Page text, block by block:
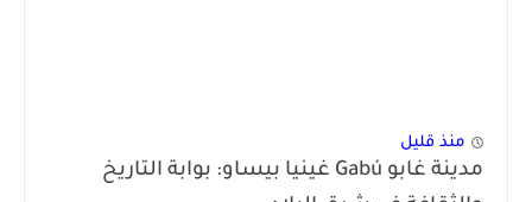
منذ قليل
مدينة غابو Gabú غينيا بيساو: بوابة التاريخ